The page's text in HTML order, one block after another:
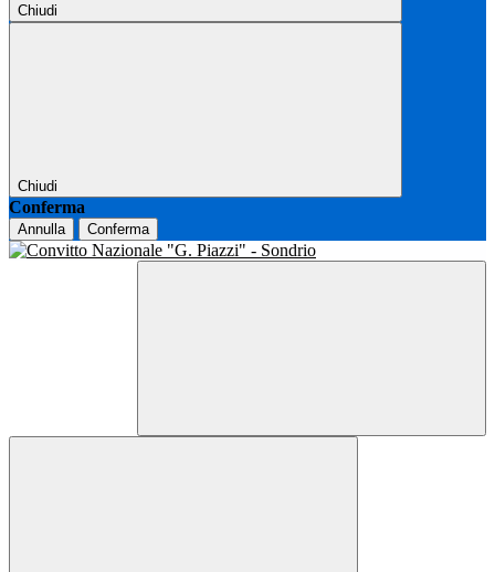
Chiudi
Chiudi
Conferma
Annulla Conferma